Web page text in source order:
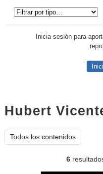
Inicia sesión para
Hubert
Todos los contenidos
6